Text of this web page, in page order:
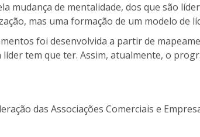
mudança de mentalidade, dos que são
mas uma formação de um modelo de
foi desenvolvida a partir de
líder tem que ter. Assim, atualmente, o
das Associações Comerciais e